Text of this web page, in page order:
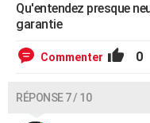
Qu'entendez presque
garantie
Commenter 0
RÉPONSE 7 / 10